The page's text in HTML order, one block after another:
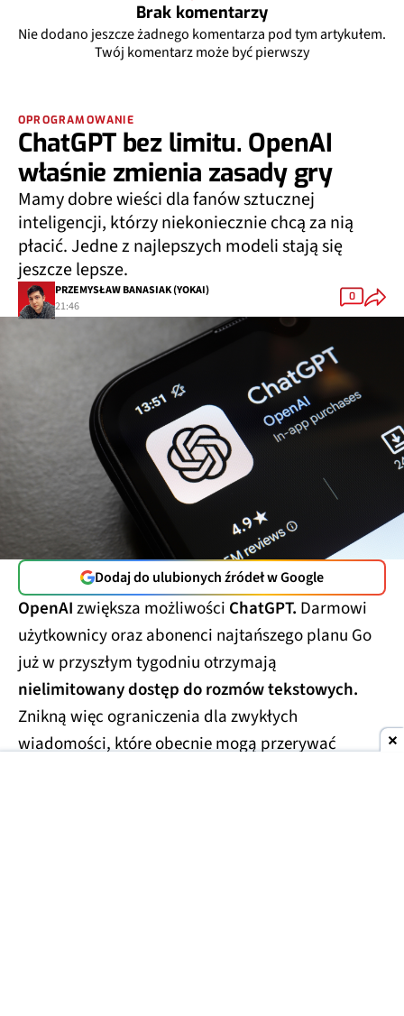
Brak komentarzy
Nie dodano jeszcze żadnego komentarza pod tym artykułem.
Twój komentarz może być pierwszy
OPROGRAMOWANIE
ChatGPT bez limitu. OpenAI
właśnie zmienia zasady gry
Mamy dobre wieści dla fanów sztucznej
inteligencji, którzy niekoniecznie chcą za nią
płacić. Jedne z najlepszych modeli stają się
jeszcze lepsze.
PRZEMYSŁAW BANASIAK (YOKAI)
21:46
0
Dodaj do ulubionych źródeł w Google
OpenAIzwiększa możliwości ChatGPT. Darmowi
użytkownicy oraz abonenci najtańszego planu Go
już w przyszłym tygodniu otrzymają
nielimitowany dostęp do rozmów tekstowych.
Znikną więc ograniczenia dla zwykłych
wiadomości, które obecnie mogą przerywać